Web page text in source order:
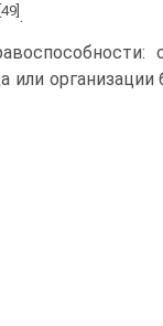
[49] .
или